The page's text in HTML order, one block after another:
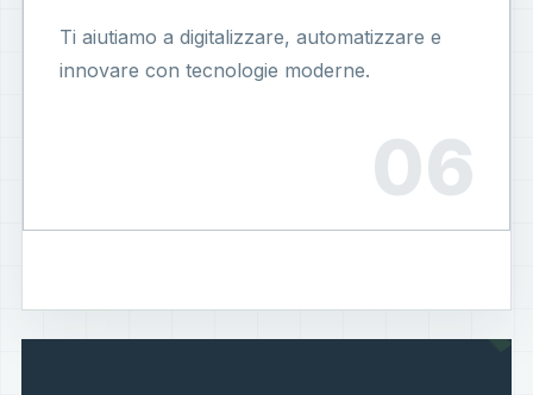
Ti aiutiamo a digitalizzare, automatizzare e
innovare con tecnologie moderne.